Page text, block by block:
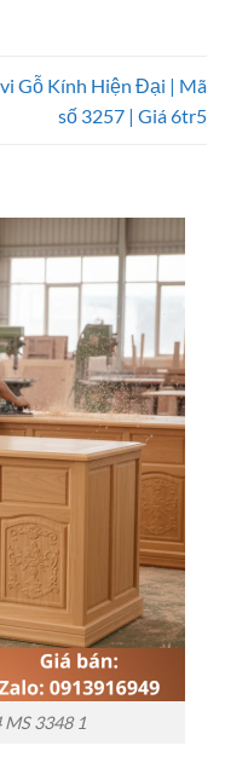
Gỗ Kính Hiện Đại | Mã
số 3257 | Giá 6tr5
MS 3348 1